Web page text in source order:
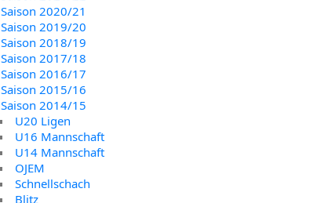
Saison 2020/21
Saison 2019/20
Saison 2018/19
Saison 2017/18
Saison 2016/17
Saison 2015/16
Saison 2014/15
U20 Ligen
U16 Mannschaft
U14 Mannschaft
OJEM
Schnellschach
Blitz